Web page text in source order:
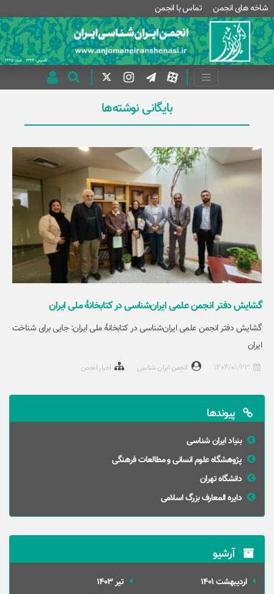
شاخه های انجمن تماس با انجمن
بایگانی نوشته‌ها
گشایش دفتر انجمن علمی ایران‌شناسی در کتابخانۀ ملی ایران
گشایش دفتر انجمن علمی ایران‌شناسی در کتابخانۀ ملی ایران: جایی برای شناخت
ایران
انجمن ایران شناسی اخبار انجمن
پیوندها
بنیاد ایران شناسی
پژوهشگاه علوم انسانی و مطالعات فرهنگی
دانشگاه تهران
دایره المعارف بزرگ اسلامی
آرشیو
ارديبهشت 1401
تير 1403